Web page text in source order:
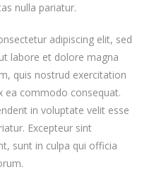
nulla pariatur.
adipiscing elit, sed
labore et dolore magna
quis nostrud exercitation
ea commodo consequat.
in voluptate velit esse
Excepteur sint
sunt in culpa qui officia